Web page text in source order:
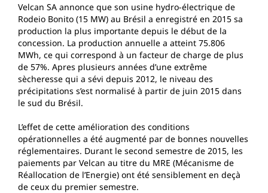
Velcan SA annonce que son usine hydro-électrique de
Rodeio Bonito (15 MW) au Brésil a enregistré en 2015 sa
production la plus importante depuis le début de la
concession. La production annuelle a atteint 75.806
MWh, ce qui correspond à un facteur de charge de plus
de 57%. Apres plusieurs années d’une extrême
sècheresse qui a sévi depuis 2012, le niveau des
précipitations s’est normalisé à partir de juin 2015 dans
le sud du Brésil.
L’effet de cette amélioration des conditions
opérationnelles a été augmenté par de bonnes nouvelles
réglementaires. Durant le second semestre de 2015, les
paiements par Velcan au titre du MRE (Mécanisme de
Réallocation de l’Energie) ont été sensiblement en deçà
de ceux du premier semestre.